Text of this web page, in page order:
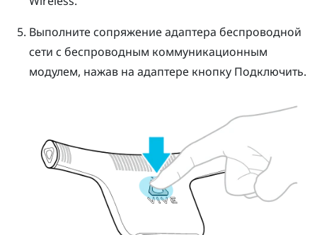
Выполните сопряжение адаптера беспроводной
сети с беспроводным коммуникационным
модулем, нажав на адаптере кнопку Подключить.